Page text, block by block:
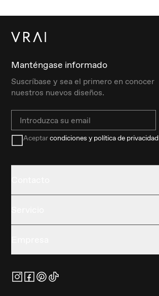
Manténgase informado
Suscríbase y sea el primero en conocer
nuestros nuevos diseños.
Email
Aceptarcondiciones y política de privacidad